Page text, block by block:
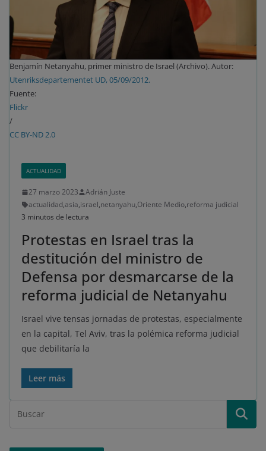
Benjamín Netanyahu, primer ministro de Israel (Archivo). Autor:
Utenriksdepartementet UD, 05/09/2012.
Fuente:
Flickr
/
CC BY-ND 2.0
ACTUALIDAD
27 marzo 2023
Adrián Juste
actualidad,asia,israel,netanyahu,Oriente Medio,reforma judicial
3 minutos de lectura
Protestas en Israel tras la
destitución del ministro de
Defensa por desmarcarse de la
reforma judicial de Netanyahu
Israel vive tensas jornadas de protestas, especialmente
en la capital, Tel Aviv, tras la polémica reforma judicial
que debilitaría la
Leer más